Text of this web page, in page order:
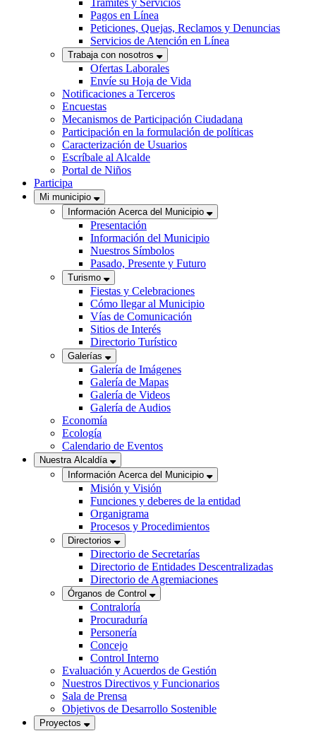
Trámites y Servicios
Pagos en Línea
Peticiones, Quejas, Reclamos y Denuncias
Servicios de Atención en Línea
Trabaja con nosotros
Ofertas Laborales
Envíe su Hoja de Vida
Notificaciones a Terceros
Encuestas
Mecanismos de Participación Ciudadana
Participación en la formulación de políticas
Caracterización de Usuarios
Escríbale al Alcalde
Portal de Niños
Participa
Mi municipio
Información Acerca del Municipio
Presentación
Información del Municipio
Nuestros Símbolos
Pasado, Presente y Futuro
Turismo
Fiestas y Celebraciones
Cómo llegar al Municipio
Vías de Comunicación
Sitios de Interés
Directorio Turístico
Galerías
Galería de Imágenes
Galería de Mapas
Galería de Videos
Galería de Audios
Economía
Ecología
Calendario de Eventos
Nuestra Alcaldía
Información Acerca del Municipio
Misión y Visión
Funciones y deberes de la entidad
Organigrama
Procesos y Procedimientos
Directorios
Directorio de Secretarías
Directorio de Entidades Descentralizadas
Directorio de Agremiaciones
Órganos de Control
Contraloría
Procuraduría
Personería
Concejo
Control Interno
Evaluación y Acuerdos de Gestión
Nuestros Directivos y Funcionarios
Sala de Prensa
Objetivos de Desarrollo Sostenible
Proyectos